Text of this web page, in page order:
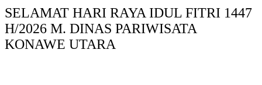
SELAMAT HARI RAYA IDUL FITRI 1447
H/2026 M. DINAS PARIWISATA
KONAWE UTARA